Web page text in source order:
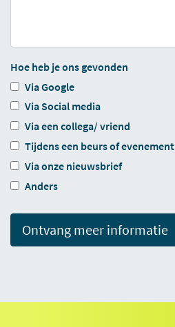
Hoe heb je ons gevonden
Via Google
Via Social media
Via een collega/ vriend
Tijdens een beurs of evenement
Via onze nieuwsbrief
Anders
Ontvang meer informatie